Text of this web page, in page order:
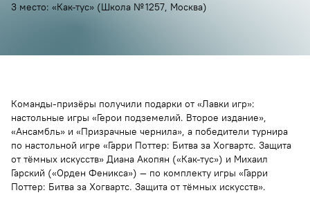
3 место: «Как-тус» (Школа № 1257, Москва)
Команды-призëры получили подарки от «Лавки игр»:
настольные игры «Герои подземелий. Второе издание»,
«Ансамбль» и «Призрачные чернила», а победители турнира
по настольной игре «Гарри Поттер: Битва за Хогвартс. Защита
от тёмных искусств» Диана Акопян («Как-тус») и Михаил
Гарский («Орден Феникса») — по комплекту игры «Гарри
Поттер: Битва за Хогвартс. Защита от тёмных искусств».